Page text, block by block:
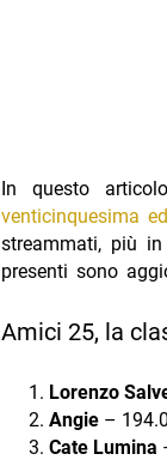
In questo
venticinquesima
streammati, più
presenti sono
Amici 25, la
Lorenzo
Angie–
Cate Lumina